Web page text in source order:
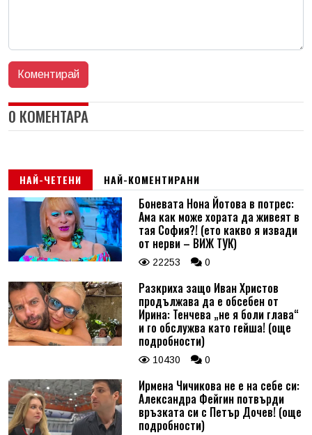
0 КОМЕНТАРА
НАЙ-ЧЕТЕНИ НАЙ-КОМЕНТИРАНИ
Боневата Нона Йотова в потрес:
Ама как може хората да живеят в
тая София?! (ето какво я извади
от нерви – ВИЖ ТУК)
22253 0
Разкриха защо Иван Христов
продължава да е обсебен от
Ирина: Тенчева „не я боли глава“
и го обслужва като гейша! (още
подробности)
10430 0
Ирмена Чичикова не е на себе си:
Александра Фейгин потвърди
връзката си с Петър Дочев! (още
подробности)